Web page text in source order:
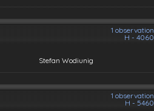
1 observation
H - 4060
Stefan Wodiunig
1 observation
H - 5460